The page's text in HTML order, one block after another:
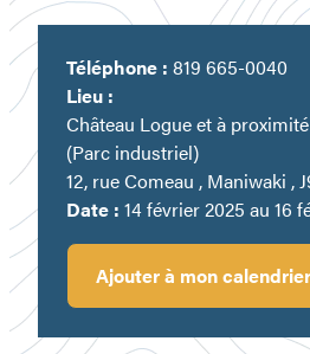
Ajouter à mon calendrier
Date : 14 février 2025 au 16
Lieu :
Château Logue et à
(Parc industriel)
12, rue Comeau , Maniwaki ,
Téléphone : 819 665-0040